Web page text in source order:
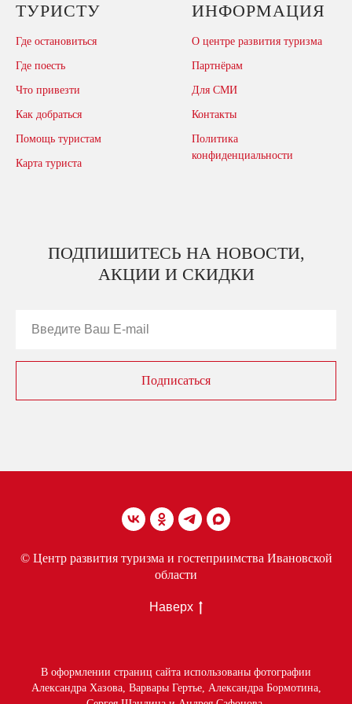
ТУРИСТУ
Где остановиться
Где поесть
Что привезти
Как добраться
Помощь туристам
Карта туриста
ИНФОРМАЦИЯ
О центре развития туризма
Партнёрам
Для СМИ
Контакты
Политика
конфиденциальности
ПОДПИШИТЕСЬ НА НОВОСТИ,
АКЦИИ И СКИДКИ
Подписаться
© Центр развития туризма и гостеприимства Ивановской
области
Наверх
В оформлении страниц сайта использованы фотографии
Александра Хазова, Варвары Гертье, Александра Бормотина,